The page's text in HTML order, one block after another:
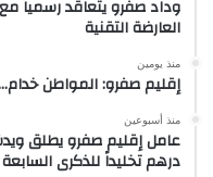
وداد صفرو يتعاقد رسمياً
العارضة التقنية
منذ يومين
إقليم صفرو: المواطن
منذ أسبوعين
درهم تخليداً للذكرى